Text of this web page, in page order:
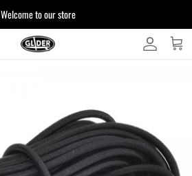
Welcome to our store
製品について